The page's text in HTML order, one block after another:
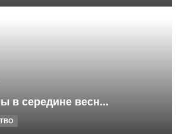
в середине весн...